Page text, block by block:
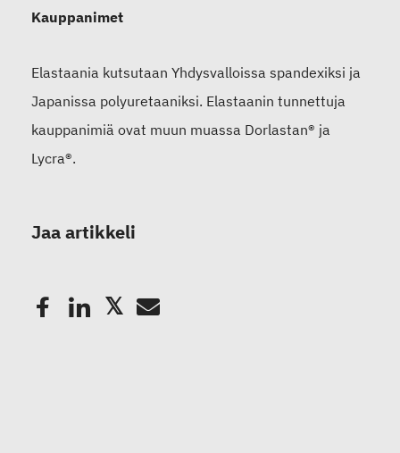
Kauppanimet
Elastaania kutsutaan Yhdysvalloissa spandexiksi ja
Japanissa polyuretaaniksi. Elastaanin tunnettuja
kauppanimiä ovat muun muassa Dorlastan® ja
Lycra®.
Jaa artikkeli